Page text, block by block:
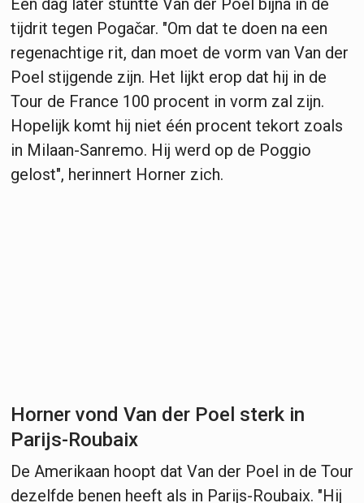
tijdrit tegen Pogačar. "Om dat te doen na een
regenachtige rit, dan moet de vorm van Van der
Poel stijgende zijn. Het lijkt erop dat hij in de
Tour de France 100 procent in vorm zal zijn.
Hopelijk komt hij niet één procent tekort zoals
in Milaan-Sanremo. Hij werd op de Poggio
gelost", herinnert Horner zich.
Horner vond Van der Poel sterk in
Parijs-Roubaix
De Amerikaan hoopt dat Van der Poel in de Tour
dezelfde benen heeft als in Parijs-Roubaix. "Hij